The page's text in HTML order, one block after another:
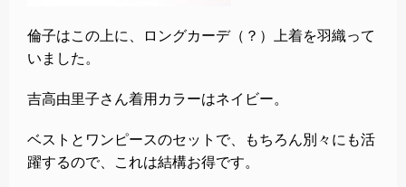
倫子はこの上に、ロングカーデ（？）上着を羽織って
いました。
吉高由里子さん着用カラーはネイビー。
ベストとワンピースのセットで、もちろん別々にも活
躍するので、これは結構お得です。